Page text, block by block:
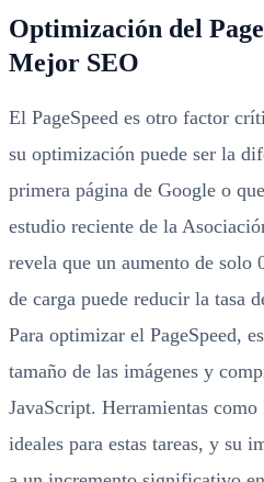
Optimización del
Mejor SEO
El PageSpeed es otro factor
su optimización puede ser la
primera página de Google o
estudio reciente de la
revela que un aumento de solo
de carga puede reducir la tasa
Para optimizar el PageSpeed,
tamaño de las imágenes y
JavaScript. Herramientas
ideales para estas tareas, y su